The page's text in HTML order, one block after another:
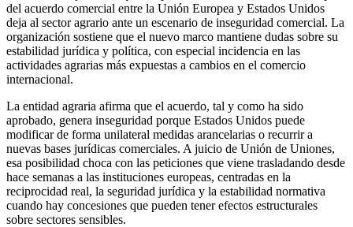
del acuerdo comercial entre la Unión Europea y Estados Unidos
deja al sector agrario ante un escenario de inseguridad comercial. La
organización sostiene que el nuevo marco mantiene dudas sobre su
estabilidad jurídica y política, con especial incidencia en las
actividades agrarias más expuestas a cambios en el comercio
internacional.
La entidad agraria afirma que el acuerdo, tal y como ha sido
aprobado, genera inseguridad porque Estados Unidos puede
modificar de forma unilateral medidas arancelarias o recurrir a
nuevas bases jurídicas comerciales. A juicio de Unión de Uniones,
esa posibilidad choca con las peticiones que viene trasladando desde
hace semanas a las instituciones europeas, centradas en la
reciprocidad real, la seguridad jurídica y la estabilidad normativa
cuando hay concesiones que pueden tener efectos estructurales
sobre sectores sensibles.